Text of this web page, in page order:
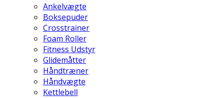
Ankelvægte
Boksepuder
Crosstrainer
Foam Roller
Fitness Udstyr
Glidemåtter
Håndtræner
Håndvægte
Kettlebell